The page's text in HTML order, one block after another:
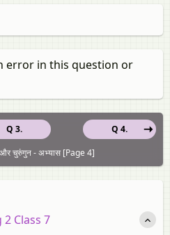
error in this question or
Q 3.
Q 4.
चुरुंगुन - अभ्यास [Page 4]
2 Class 7